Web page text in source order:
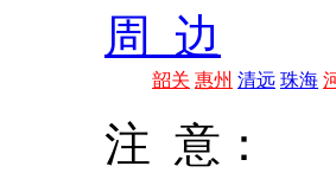
周 边
韶关 惠州 清远 珠海
注 意：